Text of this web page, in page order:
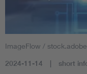
ImageFlow /
2024-11-14 short